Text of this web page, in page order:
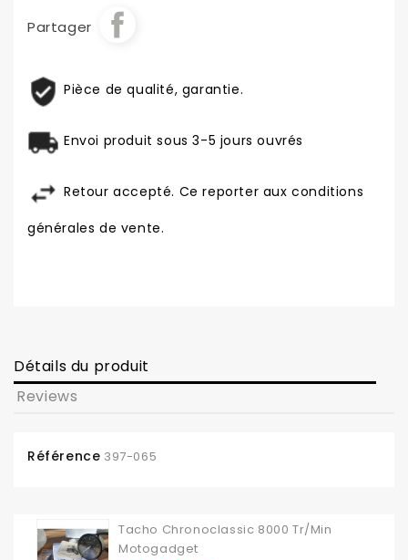
Partager
Pièce de qualité, garantie.
Envoi produit sous 3-5 jours ouvrés
Retour accepté. Ce reporter aux conditions
générales de vente.
Détails du produit
Reviews
Référence 397-065
Tacho Chronoclassic 8000 Tr/min
Motogadget